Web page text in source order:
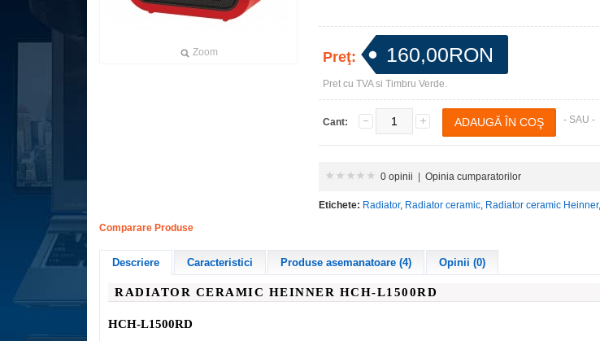
Zoom Preţ: 160,00RON
Pret cu TVA si Timbru Verde.
Cant: - SAU -
0 opinii | Opinia cumparatorilor
Etichete: Radiator, Radiator ceramic Radiator ceramic Heinner,
Comparare Produse
Descriere Caracteristici Produse asemanatoare (4) Opinii (0)
RADIATOR CERAMIC HEINNER HCH-L1500RD
HCH-L1500RD